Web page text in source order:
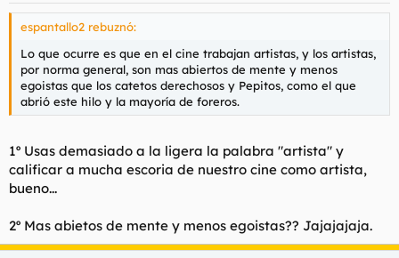
espantallo2 rebuznó:
Lo que ocurre es que en el cine trabajan artistas, y los artistas,
por norma general, son mas abiertos de mente y menos
egoistas que los catetos derechosos y Pepitos, como el que
abrió este hilo y la mayoría de foreros.
1º Usas demasiado a la ligera la palabra "artista" y
calificar a mucha escoria de nuestro cine como artista,
bueno...
2º Mas abietos de mente y menos egoistas?? Jajajajaja.